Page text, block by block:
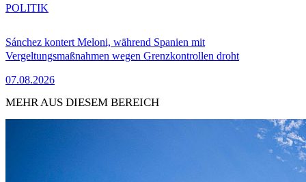
Sánchez kontert Meloni, während Spanien mit
Vergeltungsmaßnahmen wegen Grenzkontrollen droht
07.08.2026
POLITIK
MEHR AUS DIESEM BEREICH